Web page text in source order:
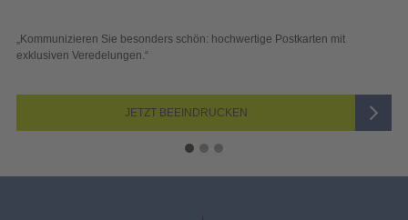
Sie besonders schön: hochwertige Postkarten mit
JETZT BEEINDRUCKEN
„Sichtbar